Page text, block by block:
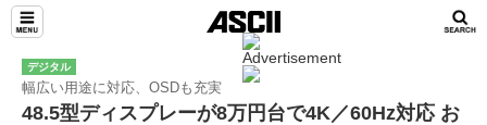
デジタル
幅広い用途に対応、OSDも充実
48.5型ディスプレーが8万円台で4K／60Hz対応 お